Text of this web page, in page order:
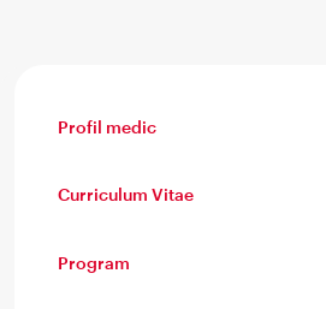
Profil medic
Curriculum Vitae
Program